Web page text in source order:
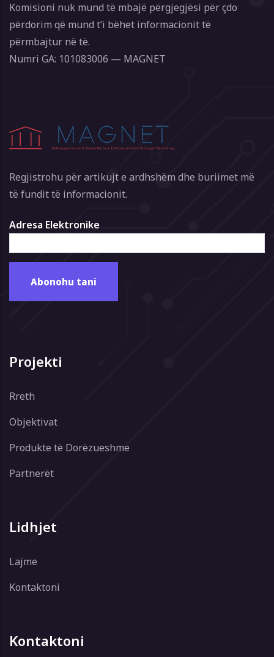
Komisioni nuk mund të mbajë përgjegjësi për çdo
përdorim që mund t’i bëhet informacionit të
përmbajtur në të.
Numri GA: 101083006 — MAGNET
Regjistrohu për artikujt e ardhshëm dhe buriimet më
të fundit të informacionit.
Adresa Elektronike
Projekti
Rreth
Objektivat
Produkte të Dorëzueshme
Partnerët
Lidhjet
Lajme
Kontaktoni
Kontaktoni